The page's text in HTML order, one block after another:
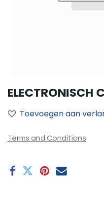
ELECTRONISCH
Toevoegen aan
Terms and Conditions